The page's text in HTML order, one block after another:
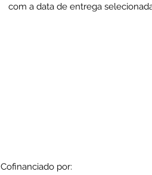
com a data de entrega
Cofinanciado por: